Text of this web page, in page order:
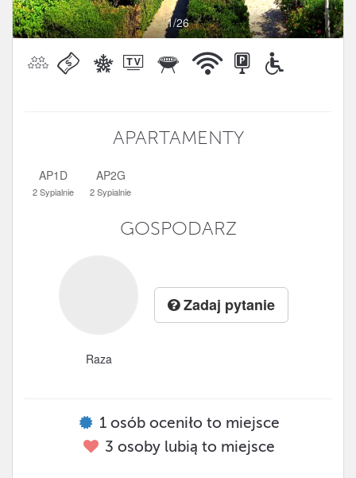
1/26
APARTAMENTY
AP1D
2 Sypialnie
AP2G
2 Sypialnie
GOSPODARZ
Raza
Zadaj pytanie
1 osób oceniło to miejsce
3 osoby lubią to miejsce